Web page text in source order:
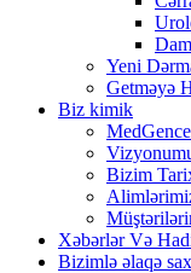
Yeni
Getməyə
Biz kimik
Bizim
Xəbərlər Və
Bizimlə əlaqə